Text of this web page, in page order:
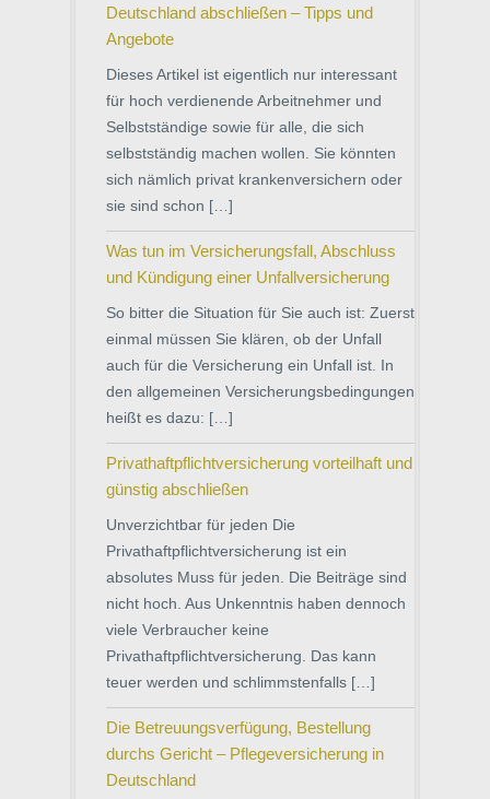
Deutschland abschließen – Tipps und
Angebote
Dieses Artikel ist eigentlich nur interessant
für hoch verdienende Arbeitnehmer und
Selbstständige sowie für alle, die sich
selbstständig machen wollen. Sie könnten
sich nämlich privat krankenversichern oder
sie sind schon […]
Was tun im Versicherungsfall, Abschluss
und Kündigung einer Unfallversicherung
So bitter die Situation für Sie auch ist: Zuerst
einmal müssen Sie klären, ob der Unfall
auch für die Versicherung ein Unfall ist. In
den allgemeinen Versicherungsbedingungen
heißt es dazu: […]
Privathaftpflichtversicherung vorteilhaft und
günstig abschließen
Unverzichtbar für jeden Die
Privathaftpflichtversicherung ist ein
absolutes Muss für jeden. Die Beiträge sind
nicht hoch. Aus Unkenntnis haben dennoch
viele Verbraucher keine
Privathaftpflichtversicherung. Das kann
teuer werden und schlimmstenfalls […]
Die Betreuungsverfügung, Bestellung
durchs Gericht – Pflegeversicherung in
Deutschland